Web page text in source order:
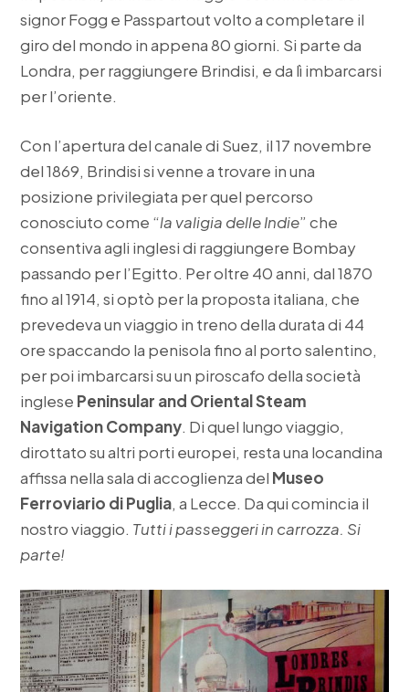
signor Fogg e Passpartout volto a completare il
giro del mondo in appena 80 giorni. Si parte da
Londra, per raggiungere Brindisi, e da lì imbarcarsi
per l’oriente.
Con l’apertura del canale di Suez, il 17 novembre
del 1869, Brindisi si venne a trovare in una
posizione privilegiata per quel percorso
conosciuto come “la valigia delle Indie” che
consentiva agli inglesi di raggiungere Bombay
passando per l’Egitto. Per oltre 40 anni, dal 1870
fino al 1914, si optò per la proposta italiana, che
prevedeva un viaggio in treno della durata di 44
ore spaccando la penisola fino al porto salentino,
per poi imbarcarsi su un piroscafo della società
inglese Peninsular and Oriental Steam
Navigation Company. Di quel lungo viaggio,
dirottato su altri porti europei, resta una locandina
affissa nella sala di accoglienza del Museo
Ferroviario di Puglia, a Lecce. Da qui comincia il
nostro viaggio. Tutti i passeggeri in carrozza. Si
parte!